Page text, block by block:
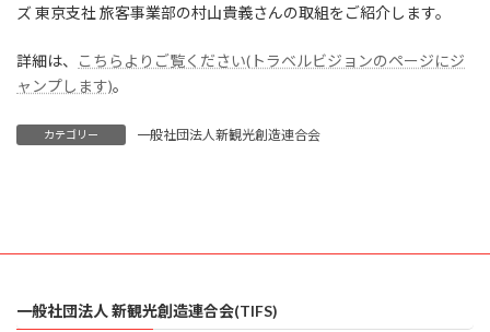
日
ズ 東京支社 旅客事業部の村山貴義さんの取組をご紹介します。
詳細は、
こちらよりご覧ください(トラベルビジョンのページにジ
ャンプします)。
カテゴリー 一般社団法人新観光創造連合会
一般社団法人 新観光創造連合会(TIFS)